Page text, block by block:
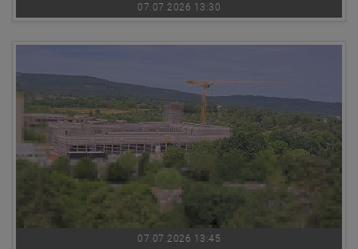
07.07.2026 13:30
07.07.2026 13:45